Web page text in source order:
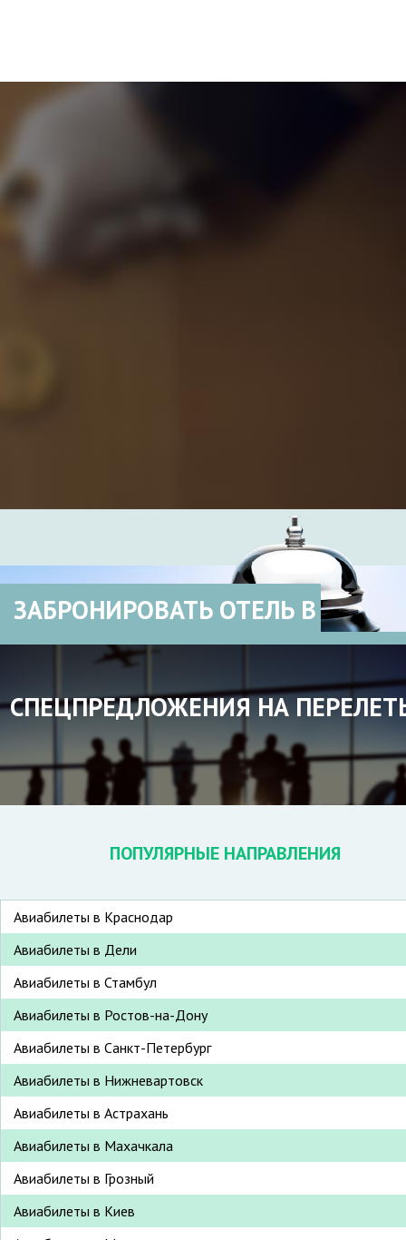
ЗАБРОНИРОВАТЬ ОТЕЛЬ В
СПЕЦПРЕДЛОЖЕНИЯ НА
ПОПУЛЯРНЫЕ НАПРАВЛЕНИЯ
Авиабилеты в Краснодар
Авиабилеты в Дели
Авиабилеты в Стамбул
Авиабилеты в Ростов-на-Дону
Авиабилеты в Санкт-Петербург
Авиабилеты в Нижневартовск
Авиабилеты в Астрахань
Авиабилеты в Махачкала
Авиабилеты в Грозный
Авиабилеты в Киев